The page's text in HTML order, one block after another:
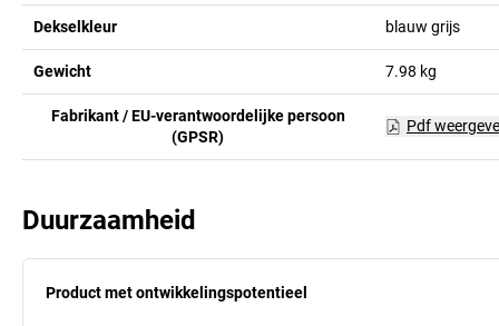
Dekselkleur blauw grijs
Gewicht 7.98 kg
Fabrikant / EU-verantwoordelijke persoon
(GPSR)
Pdf
Duurzaamheid
Product met ontwikkelingspotentieel